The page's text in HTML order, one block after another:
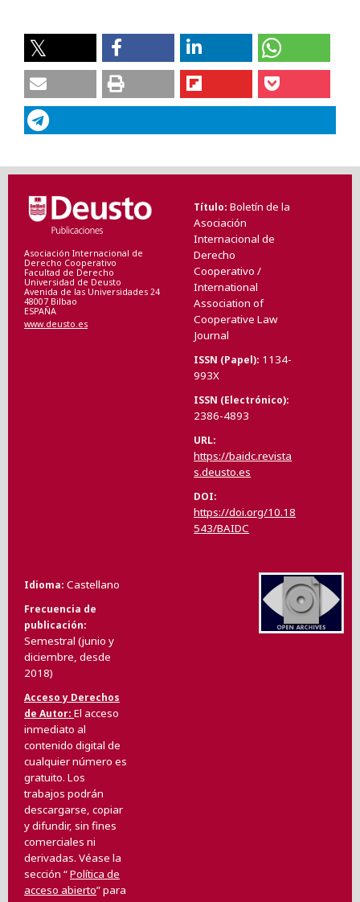
Asociación Internacional de
Derecho Cooperativo
Facultad de Derecho
Universidad de Deusto
Avenida de las Universidades 24
48007 Bilbao
ESPAÑA
www.deusto.es
Título Boletín de la
Asociación
Internacional de
Derecho
Cooperativo /
International
Association of
Cooperative Law
Journal
ISSN (Papel) 1134-
993X
ISSN (Electrónico)
2386-4893
URL
https://baidc.revista
s.deusto.es
DOI
https://doi.org/10.18
543/BAIDC
Idioma Castellano
Frecuencia de
publicación
Semestral (junio y
diciembre, desde
2018)
Acceso y Derechos
de Autor El acceso
inmediato al
contenido digital de
cualquier número es
gratuito. Los
trabajos podrán
descargarse, copiar
y difundir, sin fines
comerciales ni
derivadas. Véase la
sección “Política de
acceso abierto” para